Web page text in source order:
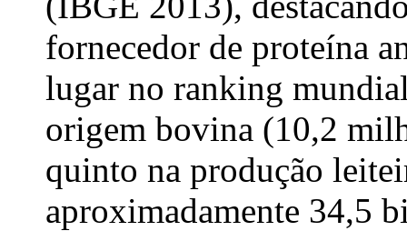
fornecedor de proteína
lugar no ranking
origem bovina (10,2
quinto na produção
aproximadamente 34,5